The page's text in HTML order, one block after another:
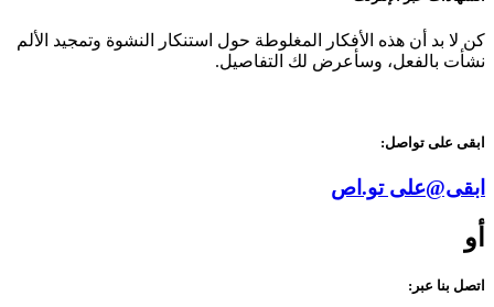
كن لا بد أن هذه الأفكار المغلوطة حول استنكار النشوة وتمجيد الألم
نشأت بالفعل، وسأعرض لك التفاصيل.
ابقى على تواصل:
ابقى@على تو.اص
أو
اتصل بنا عبر: